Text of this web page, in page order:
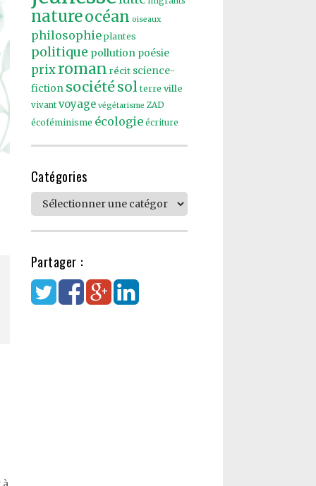
natureocéan oiseaux
philosophie plantes
politique pollution poésie
prix roman récit science-
fiction sociétésol terre ville
vivant voyage végétarisme ZAD
écoféminisme écologie écriture
Catégories
Catégories
Partager :